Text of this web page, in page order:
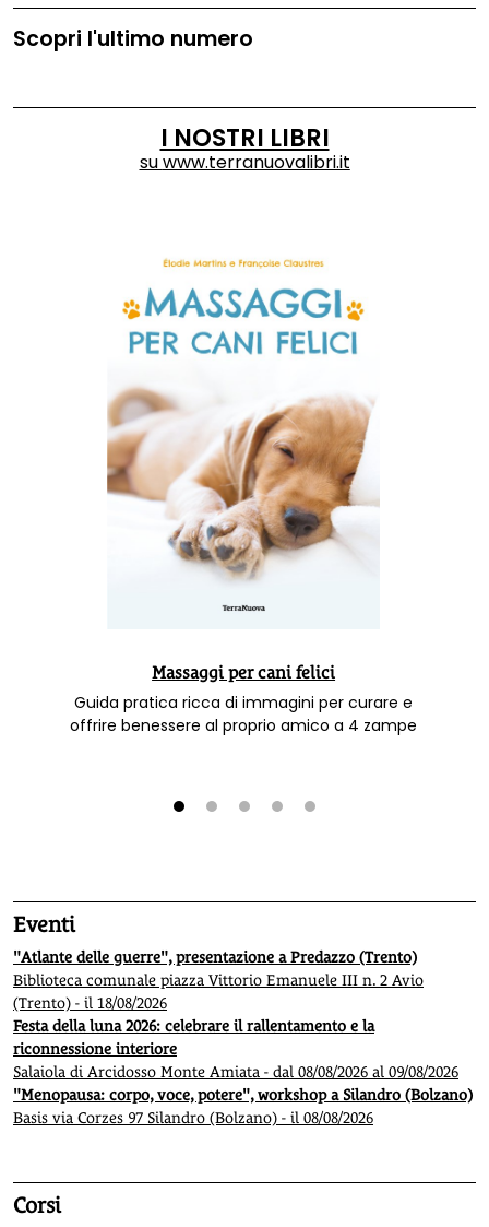
Scopri l'ultimo numero
I NOSTRI LIBRI
suwww.terranuovalibri.it
Massaggi per cani felici
Guida pratica ricca di immagini per curare e
offrire benessere al proprio amico a 4 zampe
Eventi
"Atlante delle guerre", presentazione a Predazzo (Trento)
Biblioteca comunale piazza Vittorio Emanuele III n. 2 Avio
(Trento) - il 18/08/2026
Festa della luna 2026: celebrare il rallentamento e la
riconnessione interiore
Salaiola di Arcidosso Monte Amiata - dal 08/08/2026 al 09/08/2026
"Menopausa: corpo, voce, potere", workshop a Silandro (Bolzano)
Basis via Corzes 97 Silandro (Bolzano) - il 08/08/2026
Corsi